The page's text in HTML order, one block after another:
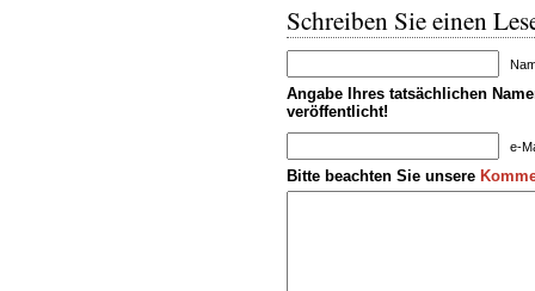
Schreiben Sie einen
Angabe Ihres tatsächlichen
veröffentlicht!
e-
Bitte beachten Sie unsere